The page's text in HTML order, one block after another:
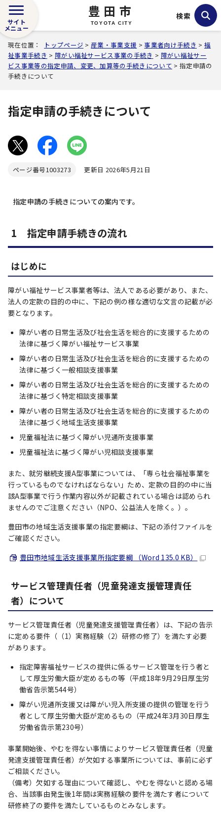
豊田市
TOYOTA CITY
サイト
メニュー
検索
現在位置： トップページ > 産業・事業支援 > 事業者向け手続き > 福
祉事業手続き > 障がい福祉サービス事業の手続き > 障がい福祉サー
ビス事業等の指定申請、変更、加算等の手続きについて > 指定申請の
手続きについて
指定申請の手続きについて
ページ番号1003273 更新日 2026年5月21日
指定申請の手続きについての案内です。
1 指定申請手続きの流れ
はじめに
障がい福祉サービス事業者等は、法人である必要があり、また、
法人の定款の目的の中に、下記の例の様な適切な文言の記載が必
要となります。
障がい者の日常生活及び社会生活を総合的に支援するための
法律に基づく障がい福祉サービス事業
障がい者の日常生活及び社会生活を総合的に支援するための
法律に基づく一般相談支援事業
障がい者の日常生活及び社会生活を総合的に支援するための
法律に基づく特定相談支援事業
障がい者の日常生活及び社会生活を総合的に支援するための
法律に基づく地域生活支援事業
児童福祉法に基づく障がい児通所支援事業
児童福祉法に基づく障がい児相談支援事業
また、就労継続支援A型事業については、「専ら社会福祉事業を
行っているものでなければならない」ため、定款の目的の中に当
該A型事業で行う作業内容以外が記載されている場合は認められ
ませんのでご注意ください（NPO、公益法人を除く。）。
豊田市の地域生活支援事業の指定要綱は、下記の添付ファイルを
ご確認ください。
豊田市地域生活支援事業所指定要綱 （Word 135.0 KB）
サービス管理責任者（児童発達支援管理責任
者）について
サービス管理責任者（児童発達支援管理責任者）は、下記の告示
に定める要件（（1）実務経験（2）研修の修了）を満たす必要
があります。
指定障害福祉サービスの提供に係るサービス管理を行う者と
して厚生労働大臣が定めるもの等（平成18年9月29日厚生労
働省告示第544号）
障がい児通所支援又は障がい児入所支援の提供の管理を行う
者として厚生労働大臣が定めるもの（平成24年3月30日厚生
労働省告示第230号）
事業開始後、やむを得ない事情によりサービス管理責任者（児童
発達支援管理責任者）が欠如する事業所については、事前に必ず
ご相談ください。
（備考）欠如する理由について確認し、やむを得ないと認める場
合、当該事由発生後1年間は実務経験の要件を満たす者について
研修終了の要件を満たしているものとみなします。